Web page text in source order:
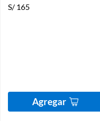
S/ 165
Agregar